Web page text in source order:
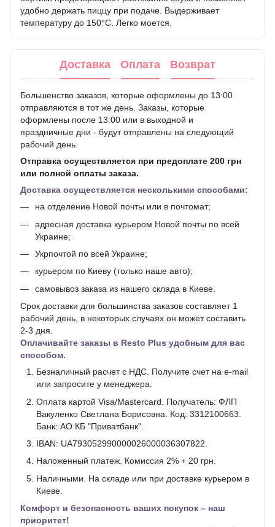
удобно держать пиццу при подаче. Выдерживает
температуру до 150°C. Легко моется.
Доставка Оплата Возврат
Большенство заказов, которые оформлены до 13:00
отправляются в тот же день. Заказы, которые
оформлены после 13:00 или в выходной и
праздничные дни - будут отправлены на следующий
рабочий день.
Отправка осуществляется при предоплате 200 грн
или полной оплаты заказа.
Доставка осуществляется несколькими способами:
на отделение Новой почты или в почтомат;
адресная доставка курьером Новой почты по всей
Украине;
Укрпочтой по всей Украине;
курьером по Киеву (только наше авто);
самовывоз заказа из нашего склада в Киеве.
Срок доставки для большинства заказов составляет 1
рабочий день, в некоторых случаях он может составить
2-3 дня.
Оплачивайте заказы в Resto Plus удобным для вас
способом.
Безналичный расчет с НДС. Получите счет на e-mail
или запросите у менеджера.
Оплата картой Visa/Mastercard. Получатель: ФЛП
Вакуленко Светлана Борисовна. Код: 3312100663.
Банк: АО КБ "Приватбанк".
IBAN: UA793052990000026000036307822.
Наложенный платеж. Комиссия 2% + 20 грн.
Наличными. На складе или при доставке курьером в
Киеве.
Комфорт и безопасность ваших покупок – наш
приоритет!